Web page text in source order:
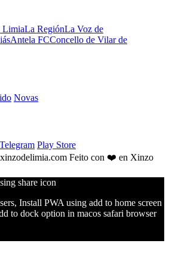
LimiaLa RegiónLa Voz de
Antela FCConcello de Vilar de
Novas
Telegram Play Store
Feito con ❤️ en Xinzo
Install PWA using add to home screen
to dock option in macos safari browser